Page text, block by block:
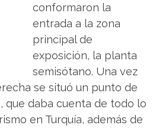
conformaron la
entrada a la zona
principal de
exposición, la planta
semisótano. Una vez
se situó un punto de
que daba cuenta de todo lo
en Turquía, además de